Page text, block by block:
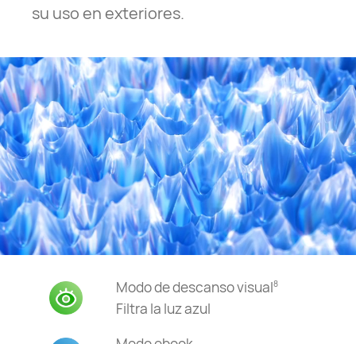
su uso en exteriores.
Modo de descansovisual8
Filtra la luz azul